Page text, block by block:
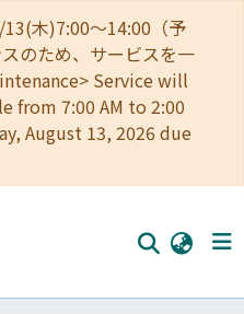
13(木)7:00～14:00（予
のため、サービスを一
Service will
from 7:00 AM to 2:00
August 13, 2026 due